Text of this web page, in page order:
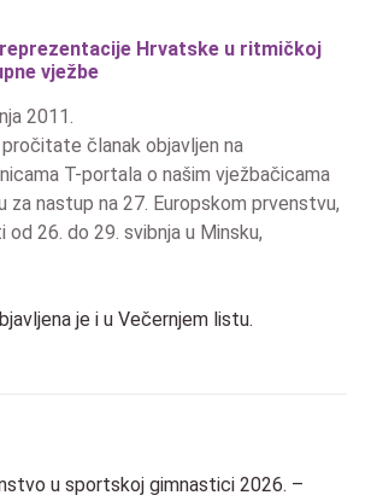
Hrvatske u ritmičkoj
vježbe
2011.
članak objavljen na
T-portala o našim vježbačicama
za nastup na 27. Europskom prvenstvu,
26. do 29. svibnja u Minsku,
je i u Večernjem listu.
u sportskoj gimnastici 2026. –